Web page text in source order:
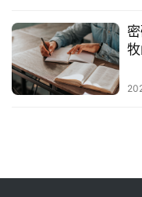
经
热
点